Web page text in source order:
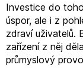
Investice do
úspor, ale i z
zdraví uživatelů.
zařízení z něj
průmyslový